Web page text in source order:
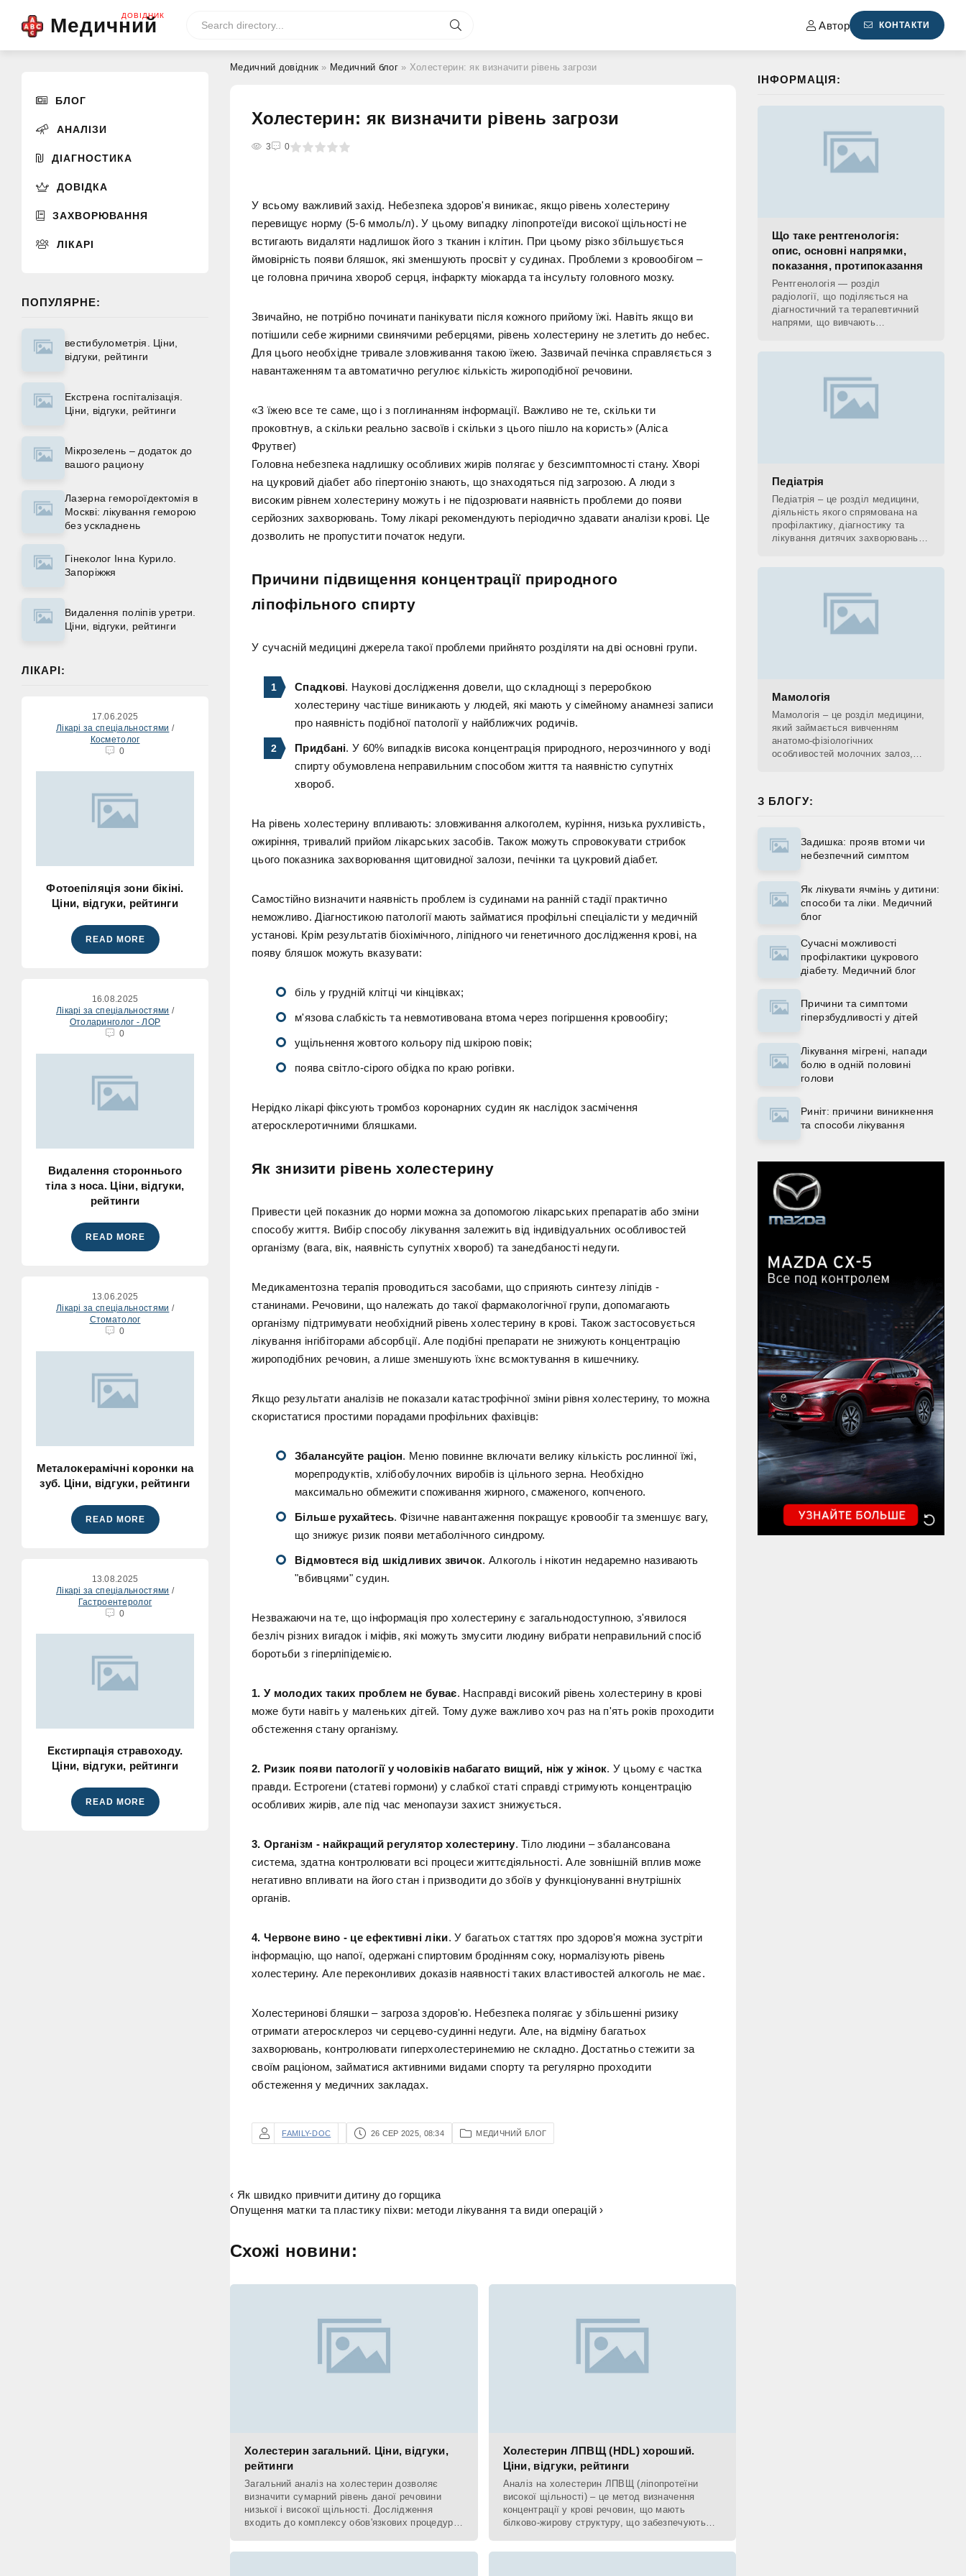
Медичний
ДОВІДНИК
Автор КОНТАКТИ
БЛОГ
АНАЛІЗИ
ДІАГНОСТИКА
ДОВІДКА
ЗАХВОРЮВАННЯ
ЛІКАРІ
ПОПУЛЯРНЕ:
вестибулометрія. Ціни,
відгуки, рейтинги
Екстрена госпіталізація.
Ціни, відгуки, рейтинги
Мікрозелень – додаток до
вашого рациону
Лазерна гемороїдектомія в
Москві: лікування геморою
без ускладнень
Гінеколог Інна Курило.
Запоріжжя
Видалення поліпів уретри.
Ціни, відгуки, рейтинги
ЛІКАРІ:
17.06.2025
Лікарі за спеціальностями /
Косметолог
0
Фотоепіляція зони бікіні.
Ціни, відгуки, рейтинги
READ MORE
16.08.2025
Лікарі за спеціальностями /
Отоларинголог - ЛОР
0
Видалення стороннього
тіла з носа. Ціни, відгуки,
рейтинги
READ MORE
13.06.2025
Лікарі за спеціальностями /
Стоматолог
0
Металокерамічні коронки на
зуб. Ціни, відгуки, рейтинги
READ MORE
13.08.2025
Лікарі за спеціальностями /
Гастроентеролог
0
Екстирпація стравоходу.
Ціни, відгуки, рейтинги
READ MORE
Медичний довідник » Медичний блог» Холестерин: як визначити рівень загрози
Холестерин: як визначити рівень загрози
3 0
4 5
У всьому важливий захід. Небезпека здоров'я виникає, якщо рівень холестерину
перевищує норму (5-6 ммоль/л). У цьому випадку ліпопротеїди високої щільності не
встигають видаляти надлишок його з тканин і клітин. При цьому різко збільшується
ймовірність появи бляшок, які зменшують просвіт у судинах. Проблеми з кровообігом –
це головна причина хвороб серця, інфаркту міокарда та інсульту головного мозку.
Звичайно, не потрібно починати панікувати після кожного прийому їжі. Навіть якщо ви
потішили себе жирними свинячими реберцями, рівень холестерину не злетить до небес.
Для цього необхідне тривале зловживання такою їжею. Зазвичай печінка справляється з
навантаженням та автоматично регулює кількість жироподібної речовини.
«З їжею все те саме, що і з поглинанням інформації. Важливо не те, скільки ти
проковтнув, а скільки реально засвоїв і скільки з цього пішло на користь» (Аліса
Фрутвег)
Головна небезпека надлишку особливих жирів полягає у безсимптомності стану. Хворі
на цукровий діабет або гіпертонію знають, що знаходяться під загрозою. А люди з
високим рівнем холестерину можуть і не підозрювати наявність проблеми до появи
серйозних захворювань. Тому лікарі рекомендують періодично здавати аналізи крові. Це
дозволить не пропустити початок недуги.
Причини підвищення концентрації природного
ліпофільного спирту
У сучасній медицині джерела такої проблеми прийнято розділяти на дві основні групи.
Спадкові. Наукові дослідження довели, що складнощі з переробкою
холестерину частіше виникають у людей, які мають у сімейному анамнезі записи
про наявність подібної патології у найближчих родичів.
Придбані. У 60% випадків висока концентрація природного, нерозчинного у воді
спирту обумовлена неправильним способом життя та наявністю супутніх
хвороб.
На рівень холестерину впливають: зловживання алкоголем, куріння, низька рухливість,
ожиріння, тривалий прийом лікарських засобів. Також можуть спровокувати стрибок
цього показника захворювання щитовидної залози, печінки та цукровий діабет.
Самостійно визначити наявність проблем із судинами на ранній стадії практично
неможливо. Діагностикою патології мають займатися профільні спеціалісти у медичній
установі. Крім результатів біохімічного, ліпідного чи генетичного дослідження крові, на
появу бляшок можуть вказувати:
біль у грудній клітці чи кінцівках;
м'язова слабкість та невмотивована втома через погіршення кровообігу;
ущільнення жовтого кольору під шкірою повік;
поява світло-сірого обідка по краю рогівки.
Нерідко лікарі фіксують тромбоз коронарних судин як наслідок засмічення
атеросклеротичними бляшками.
Як знизити рівень холестерину
Привести цей показник до норми можна за допомогою лікарських препаратів або зміни
способу життя. Вибір способу лікування залежить від індивідуальних особливостей
організму (вага, вік, наявність супутніх хвороб) та занедбаності недуги.
Медикаментозна терапія проводиться засобами, що сприяють синтезу ліпідів -
станинами. Речовини, що належать до такої фармакологічної групи, допомагають
організму підтримувати необхідний рівень холестерину в крові. Також застосовується
лікування інгібіторами абсорбції. Але подібні препарати не знижують концентрацію
жироподібних речовин, а лише зменшують їхнє всмоктування в кишечнику.
Якщо результати аналізів не показали катастрофічної зміни рівня холестерину, то можна
скористатися простими порадами профільних фахівців:
Збалансуйте раціон. Меню повинне включати велику кількість рослинної їжі,
морепродуктів, хлібобулочних виробів із цільного зерна. Необхідно
максимально обмежити споживання жирного, смаженого, копченого.
Більше рухайтесь. Фізичне навантаження покращує кровообіг та зменшує вагу,
що знижує ризик появи метаболічного синдрому.
Відмовтеся від шкідливих звичок. Алкоголь і нікотин недаремно називають
"вбивцями" судин.
Незважаючи на те, що інформація про холестерину є загальнодоступною, з'явилося
безліч різних вигадок і міфів, які можуть змусити людину вибрати неправильний спосіб
боротьби з гіперліпідемією.
1. У молодих таких проблем не буває. Насправді високий рівень холестерину в крові
може бути навіть у маленьких дітей. Тому дуже важливо хоч раз на п'ять років проходити
обстеження стану організму.
2. Ризик появи патології у чоловіків набагато вищий, ніж у жінок. У цьому є частка
правди. Естрогени (статеві гормони) у слабкої статі справді стримують концентрацію
особливих жирів, але під час менопаузи захист знижується.
3. Організм - найкращий регулятор холестерину. Тіло людини – збалансована
система, здатна контролювати всі процеси життєдіяльності. Але зовнішній вплив може
негативно впливати на його стан і призводити до збоїв у функціонуванні внутрішніх
органів.
4. Червоне вино - це ефективні ліки. У багатьох статтях про здоров'я можна зустріти
інформацію, що напої, одержані спиртовим бродінням соку, нормалізують рівень
холестерину. Але переконливих доказів наявності таких властивостей алкоголь не має.
Холестеринові бляшки – загроза здоров'ю. Небезпека полягає у збільшенні ризику
отримати атеросклероз чи серцево-судинні недуги. Але, на відміну багатьох
захворювань, контролювати гиперхолестеринемию не складно. Достатньо стежити за
своїм раціоном, займатися активними видами спорту та регулярно проходити
обстеження у медичних закладах.
FAMILY-DOC 26 СЕР 2025, 08:34 МЕДИЧНИЙ БЛОГ
‹ Як швидко привчити дитину до горщика
Опущення матки та пластику піхви: методи лікування та види операцій ›
Схожі новини:
Холестерин загальний. Ціни, відгуки,
рейтинги
Загальний аналіз на холестерин дозволяє
визначити сумарний рівень даної речовини
низької і високої щільності. Дослідження
входить до комплексу обов'язкових процедур
Холестерин ЛПВЩ (HDL) хороший.
Ціни, відгуки, рейтинги
Аналіз на холестерин ЛПВЩ (ліпопротеїни
високої щільності) – це метод визначення
концентрації у крові речовин, що мають
білково-жирову структуру, що забезпечують
ІНФОРМАЦІЯ:
Що таке рентгенологія:
опис, основні напрямки,
показання, протипоказання
Рентгенологія — розділ
радіології, що поділяється на
діагностичний та терапевтичний
напрями, що вивчають
Педіатрія
Педіатрія – це розділ медицини,
діяльність якого спрямована на
профілактику, діагностику та
лікування дитячих захворювань, а
Мамологія
Мамологія – це розділ медицини,
який займається вивченням
анатомо-фізіологічних
особливостей молочних залоз,
З БЛОГУ:
Задишка: прояв втоми чи
небезпечний симптом
Як лікувати ячмінь у дитини:
способи та ліки. Медичний
блог
Сучасні можливості
профілактики цукрового
діабету. Медичний блог
Причини та симптоми
гіперзбудливості у дітей
Лікування мігрені, напади
болю в одній половині
голови
Риніт: причини виникнення
та способи лікування